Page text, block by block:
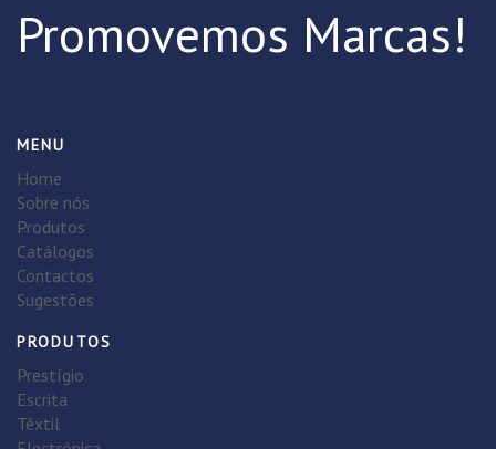
Promovemos Marcas!
MENU
Home
Sobre nós
Produtos
Catálogos
Contactos
Sugestões
PRODUTOS
Prestígio
Escrita
Têxtil